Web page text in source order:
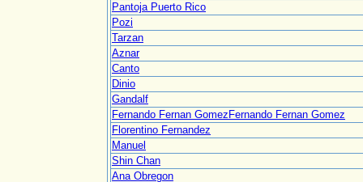
Pantoja Puerto Rico
Pozi
Tarzan
Aznar
Canto
Dinio
Gandalf
Fernando Fernan GomezFernando Fernan Gomez
Florentino Fernandez
Manuel
Shin Chan
Ana Obregon